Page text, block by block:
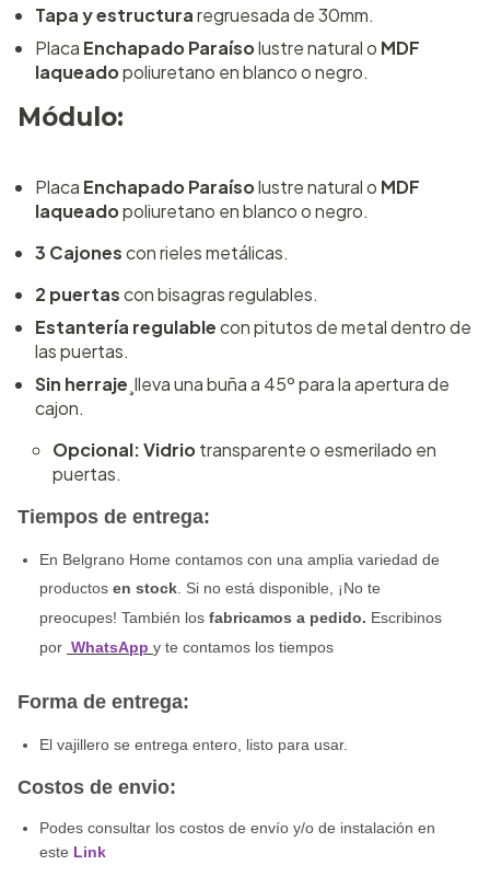
Tapa y estructuraregruesada de 30mm.
Placa Enchapado Paraísolustre natural o MDF
laqueadopoliuretano en blanco o negro.
Módulo:
Placa Enchapado Paraísolustre natural o MDF
laqueadopoliuretano en blanco o negro.
3 Cajonescon rieles metálicas.
2 puertascon bisagras regulables.
Estantería regulablecon pitutos de metal dentro de
las puertas.
Sin herraje ¸lleva una buña a 45º para la apertura de
cajon.
Opcional: Vidriotransparente o esmerilado en
puertas.
Tiempos de entrega:
En Belgrano Home contamos con una amplia variedad de
productos en stock . Si no está disponible, ¡No te
preocupes! También los fabricamos a pedido. Escribinos
por WhatsApp y te contamos los tiempos
Forma de entrega:
El vajillero se entrega entero, listo para usar.
Costos de envio:
Podes consultar los costos de envío y/o de instalación en
este Link